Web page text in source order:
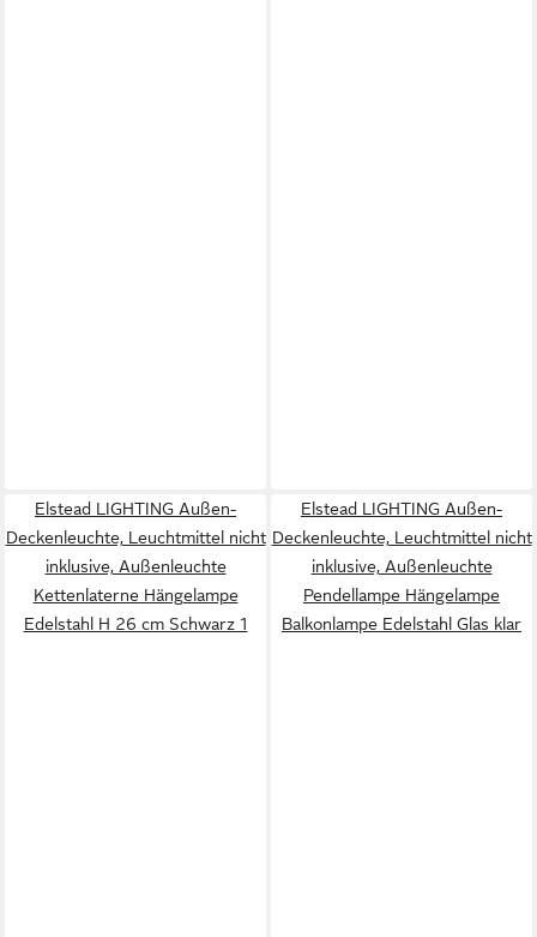
Elstead LIGHTING Außen-
Deckenleuchte, Leuchtmittel nicht
inklusive, Außenleuchte
Kettenlaterne Hängelampe
Edelstahl H 26 cm Schwarz 1
Elstead LIGHTING Außen-
Deckenleuchte, Leuchtmittel nicht
inklusive, Außenleuchte
Pendellampe Hängelampe
Balkonlampe Edelstahl Glas klar